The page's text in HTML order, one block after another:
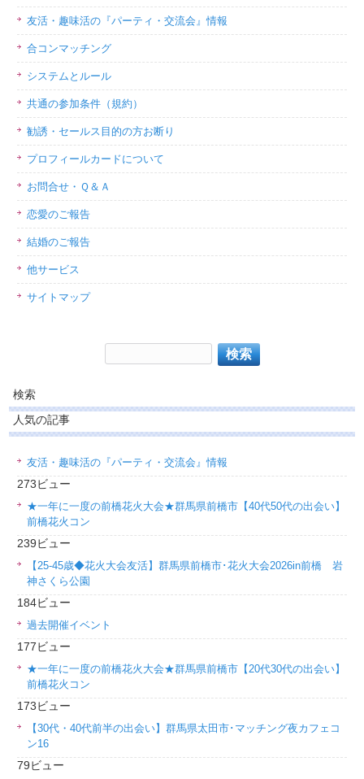
友活・趣味活の『パーティ・交流会』情報
合コンマッチング
システムとルール
共通の参加条件（規約）
勧誘・セールス目的の方お断り
プロフィールカードについて
お問合せ・Ｑ＆Ａ
恋愛のご報告
結婚のご報告
他サービス
サイトマップ
検索
人気の記事
友活・趣味活の『パーティ・交流会』情報
273ビュー
★一年に一度の前橋花火大会★群馬県前橋市【40代50代の出会い】
前橋花火コン
239ビュー
【25-45歳◆花火大会友活】群馬県前橋市･花火大会2026in前橋 岩
神さくら公園
184ビュー
過去開催イベント
177ビュー
★一年に一度の前橋花火大会★群馬県前橋市【20代30代の出会い】
前橋花火コン
173ビュー
【30代・40代前半の出会い】群馬県太田市･マッチング夜カフェコ
ン16
79ビュー